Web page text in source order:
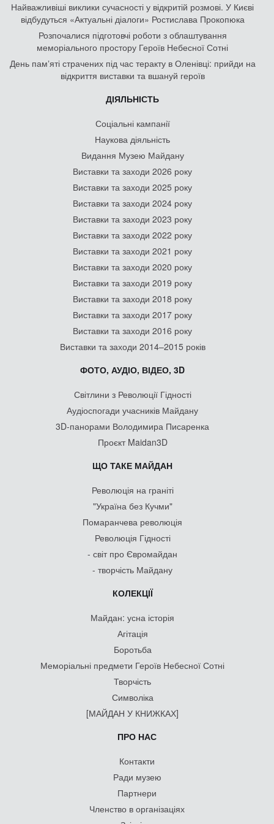
Найважливіші виклики сучасності у відкритій розмові. У Києві
відбудуться «Актуальні діалоги» Ростислава Прокопюка
Розпочалися підготовчі роботи з облаштування
меморіального простору Героїв Небесної Сотні
День памʼяті страчених під час теракту в Оленівці: прийди на
відкриття виставки та вшануй героїв
ДІЯЛЬНІСТЬ
Соціальні кампанії
Наукова діяльність
Видання Музею Майдану
Виставки та заходи 2026 року
Виставки та заходи 2025 року
Виставки та заходи 2024 року
Виставки та заходи 2023 року
Виставки та заходи 2022 року
Виставки та заходи 2021 року
Виставки та заходи 2020 року
Виставки та заходи 2019 року
Виставки та заходи 2018 року
Виставки та заходи 2017 року
Виставки та заходи 2016 року
Виставки та заходи 2014–2015 років
ФОТО, АУДІО, ВІДЕО, 3D
Світлини з Революції Гідності
Аудіоспогади учасників Майдану
3D-панорами Володимира Писаренка
Проєкт Maidan3D
ЩО ТАКЕ МАЙДАН
Революція на граніті
"Україна без Кучми"
Помаранчева революція
Революція Гідності
- світ про Євромайдан
- творчість Майдану
КОЛЕКЦІЇ
Майдан: усна історія
Агітація
Боротьба
Меморіальні предмети Героїв Небесної Сотні
Творчість
Символіка
[МАЙДАН У КНИЖКАХ]
ПРО НАС
Контакти
Ради музею
Партнери
Членство в організаціях